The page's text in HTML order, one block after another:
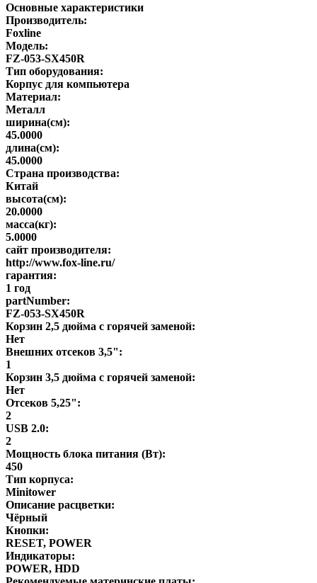
Основные характеристики
Производитель:
Foxline
Модель:
FZ-053-SX450R
Тип оборудования:
Корпус для компьютера
Материал:
Металл
ширина(см):
45.0000
длина(см):
45.0000
Страна производства:
Китай
высота(см):
20.0000
масса(кг):
5.0000
сайт производителя:
http://www.fox-line.ru/
гарантия:
1 год
partNumber:
FZ-053-SX450R
Корзин 2,5 дюйма с горячей заменой:
Нет
Внешних отсеков 3,5":
1
Корзин 3,5 дюйма с горячей заменой:
Нет
Отсеков 5,25":
2
USB 2.0:
2
Мощность блока питания (Вт):
450
Тип корпуса:
Minitower
Описание расцветки:
Чёрный
Кнопки:
RESET, POWER
Индикаторы:
POWER, HDD